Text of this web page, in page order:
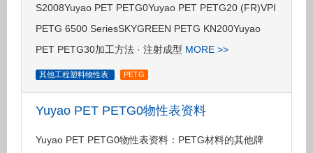
S2008Yuyao PET PETG0Yuyao PET PETG20 (FR)VPI
PETG 6500 SeriesSKYGREEN PETG KN200Yuyao
PET PETG30加工方法 · 注射成型 MORE >>
其他工程塑料物性表 PETG
Yuyao PET PETG0物性表资料
Yuyao PET PETG0物性表资料：PETG材料的其他牌